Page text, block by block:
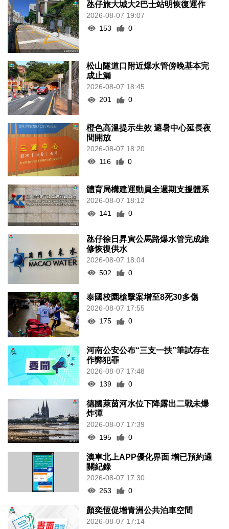
氹仔旅大城大2巴士站明恢復運作
2026-08-07 19:07
153
0
松山隧道口附近爆水管傍晚基本完
成止漏
2026-08-07 18:45
201
0
橙色高溫提示生效 避暑中心延長夜
間開放
2026-08-07 18:20
116
0
體育局構建運動員全週期支援體系
2026-08-07 18:12
141
0
氹仔徐日昇寅公馬路爆水管完成維
修恢復供水
2026-08-07 18:04
502
0
泰國校園槍擊案增至8死30多傷
2026-08-07 17:55
175
0
河南公安公布“三支一扶”筆試存在
作弊犯罪
2026-08-07 17:48
139
0
德國萊茵河水位下降露出二戰未爆
炸彈
2026-08-07 17:39
195
0
澳車北上APP優化界面 增已預約通
關紀錄
2026-08-07 17:30
263
0
顏奕恆促增青洲公共泊車空間
2026-08-07 17:14